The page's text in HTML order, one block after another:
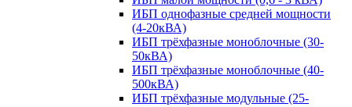
ИБП однофазные средней мощности
(4-20кВА)
ИБП трёхфазные моноблочные (30-
50кВА)
ИБП трёхфазные моноблочные (40-
500кВА)
ИБП трёхфазные модульные (25-